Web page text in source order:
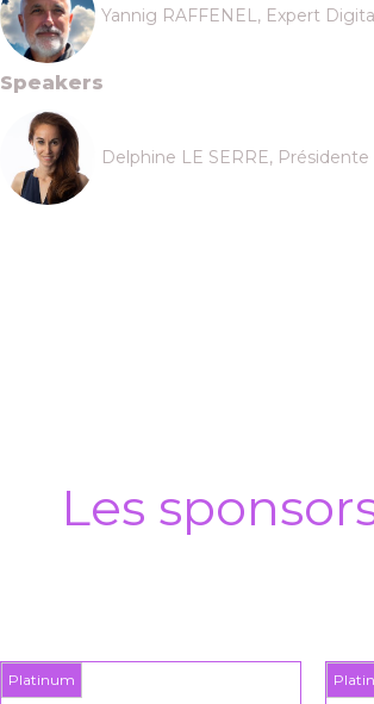
Yannig RAFFENEL, Expert
Speakers
Delphine LE SERRE,
Les
Platinum